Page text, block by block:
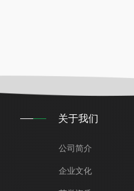
关于我们
公司简介
企业文化